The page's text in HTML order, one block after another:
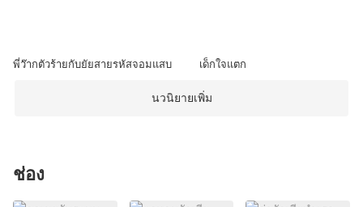
พี่ว๊ากตัวร้ายกับยัยสายรหัสจอมแสบ เด็กใจแตก
นวนิยายเพิ่ม
ช่อง